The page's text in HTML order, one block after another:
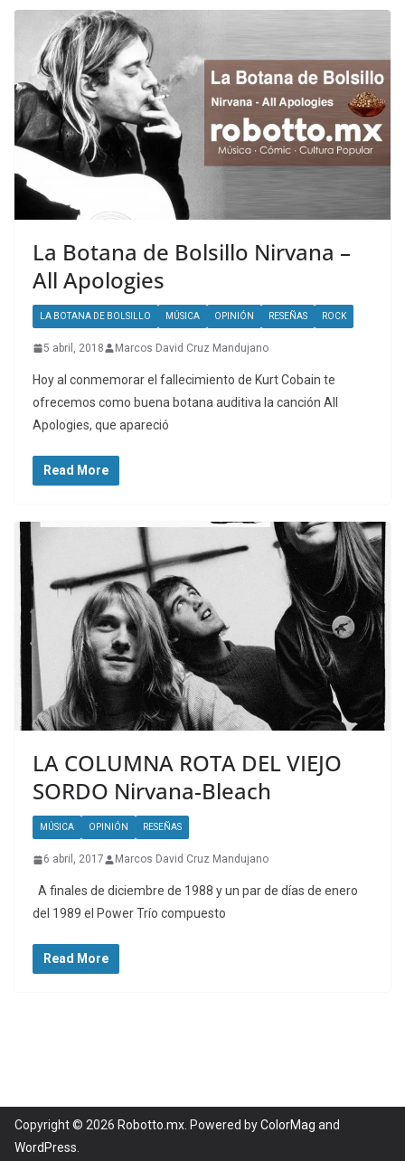
La Botana de Bolsillo Nirvana –
All Apologies
LA BOTANA DE BOLSILLO MÚSICA OPINIÓN RESEÑAS ROCK
5 abril, 2018 Marcos David Cruz Mandujano
Hoy al conmemorar el fallecimiento de Kurt Cobain te
ofrecemos como buena botana auditiva la canción All
Apologies, que apareció
Read More
LA COLUMNA ROTA DEL VIEJO
SORDO Nirvana-Bleach
MÚSICA OPINIÓN RESEÑAS
6 abril, 2017 Marcos David Cruz Mandujano
A finales de diciembre de 1988 y un par de días de enero
del 1989 el Power Trío compuesto
Read More
Copyright © 2026 Robotto.mx . Powered byColorMag and
WordPress